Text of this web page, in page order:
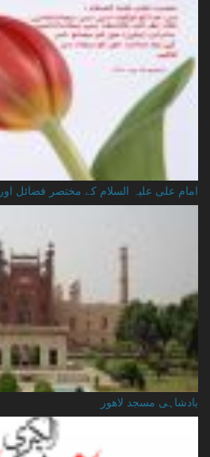
امام علی علیہ السلام کے مختصر فضائل
بادشاہی مسجد لاهور